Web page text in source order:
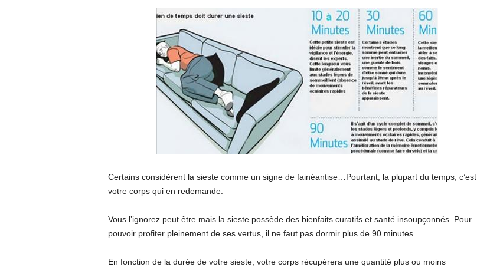
Certains considèrent la sieste comme un signe de fainéantise…Pourtant, la plupart du temps, c’est
votre corps qui en redemande.
Vous l’ignorez peut être mais la sieste possède des bienfaits curatifs et santé insoupçonnés. Pour
pouvoir profiter pleinement de ses vertus, il ne faut pas dormir plus de 90 minutes…
En fonction de la durée de votre sieste, votre corps récupérera une quantité plus ou moins